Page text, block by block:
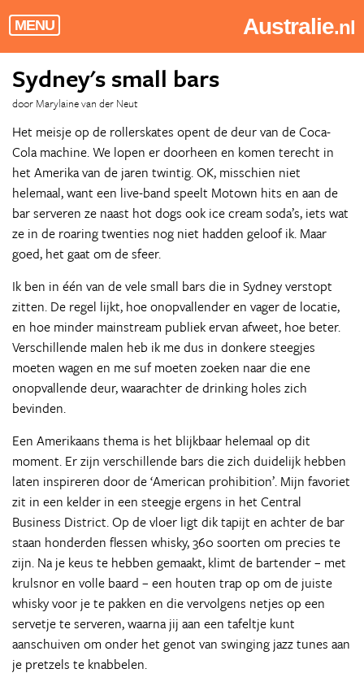
MENU Australie.nl
Sydney's small bars
door Marylaine van der Neut
Het meisje op de rollerskates opent de deur van de Coca-
Cola machine. We lopen er doorheen en komen terecht in
het Amerika van de jaren twintig. OK, misschien niet
helemaal, want een live-band speelt Motown hits en aan de
bar serveren ze naast hot dogs ook ice cream soda’s, iets wat
ze in de roaring twenties nog niet hadden geloof ik. Maar
goed, het gaat om de sfeer.
Ik ben in één van de vele small bars die in Sydney verstopt
zitten. De regel lijkt, hoe onopvallender en vager de locatie,
en hoe minder mainstream publiek ervan afweet, hoe beter.
Verschillende malen heb ik me dus in donkere steegjes
moeten wagen en me suf moeten zoeken naar die ene
onopvallende deur, waarachter de drinking holes zich
bevinden.
Een Amerikaans thema is het blijkbaar helemaal op dit
moment. Er zijn verschillende bars die zich duidelijk hebben
laten inspireren door de ‘American prohibition’. Mijn favoriet
zit in een kelder in een steegje ergens in het Central
Business District. Op de vloer ligt dik tapijt en achter de bar
staan honderden flessen whisky, 360 soorten om precies te
zijn. Na je keus te hebben gemaakt, klimt de bartender – met
krulsnor en volle baard – een houten trap op om de juiste
whisky voor je te pakken en die vervolgens netjes op een
servetje te serveren, waarna jij aan een tafeltje kunt
aanschuiven om onder het genot van swinging jazz tunes aan
je pretzels te knabbelen.